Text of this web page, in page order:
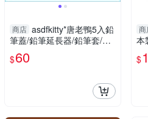
商店 asdfkitty*唐老鴨5入鉛
筆蓋/鉛筆延長器/鉛筆套/鉛
筆帽-日本製
$60
商
本
$